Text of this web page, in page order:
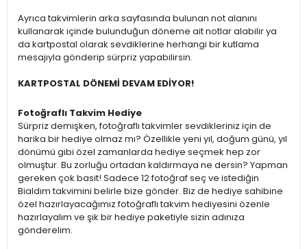
Ayrıca takvimlerin arka sayfasında bulunan not alanını
kullanarak içinde bulunduğun döneme ait notlar alabilir ya
da kartpostal olarak sevdiklerine herhangi bir kutlama
mesajıyla gönderip sürpriz yapabilirsin.
KARTPOSTAL DÖNEMİ DEVAM EDİYOR!
Fotoğraflı Takvim Hediye
Sürpriz demişken, fotoğraflı takvimler sevdikleriniz için de
harika bir hediye olmaz mı? Özellikle yeni yıl, doğum günü, yıl
dönümü gibi özel zamanlarda hediye seçmek hep zor
olmuştur. Bu zorluğu ortadan kaldırmaya ne dersin? Yapman
gereken çok basit! Sadece 12 fotoğraf seç ve istediğin
Bialdım takvimini belirle bize gönder. Biz de hediye sahibine
özel hazırlayacağımız fotoğraflı takvim hediyesini özenle
hazırlayalım ve şık bir hediye paketiyle sizin adınıza
gönderelim.